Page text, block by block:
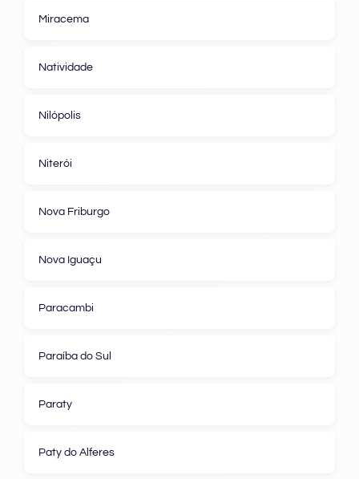
Miracema
Natividade
Nilópolis
Niterói
Nova Friburgo
Nova Iguaçu
Paracambi
Paraíba do Sul
Paraty
Paty do Alferes